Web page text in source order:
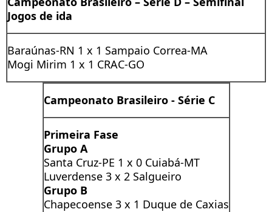
Jogos de ida
Baraúnas-RN 1 x 1 Sampaio Correa-MA
Mogi Mirim 1 x 1 CRAC-GO
Campeonato Brasileiro - Série C
Primeira Fase
Grupo A
Santa Cruz-PE 1 x 0 Cuiabá-MT
Luverdense 3 x 2 Salgueiro
Grupo B
Chapecoense 3 x 1 Duque de Caxias